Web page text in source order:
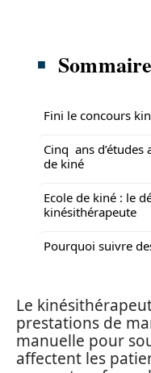
Sommaire
Fini le concours
Cinq ans
de kiné
Ecole de kiné : le
kinésithérapeute
Pourquoi suivre
Le
prestations de
manuelle pour
affectent les